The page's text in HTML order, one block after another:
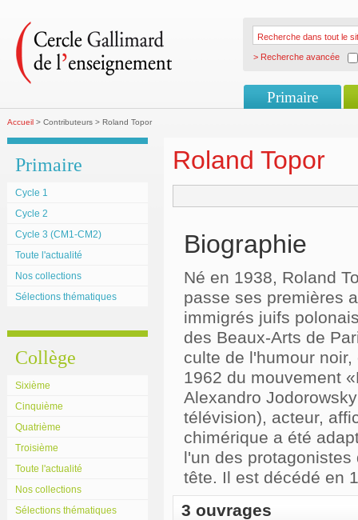
> Recherche avancée
Primaire
Accueil > Contributeurs > Roland Topor
Primaire
Cycle 1
Cycle 2
Cycle 3 (CM1-CM2)
Toute l'actualité
Nos collections
Sélections thématiques
Collège
Sixième
Cinquième
Quatrième
Troisième
Toute l'actualité
Nos collections
Sélections thématiques
Roland Topor
Biographie
Né en 1938, Roland
passe ses premières
immigrés juifs
des Beaux-Arts de
culte de l'humour
1962 du mouvement
Alexandro
télévision), acteur,
chimérique a été
l'un des
tête. Il est décédé en
3 ouvrages